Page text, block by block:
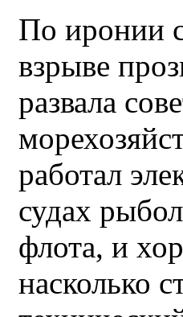
По иронии
взрыве
развала
работал
судах
флота, и
насколько